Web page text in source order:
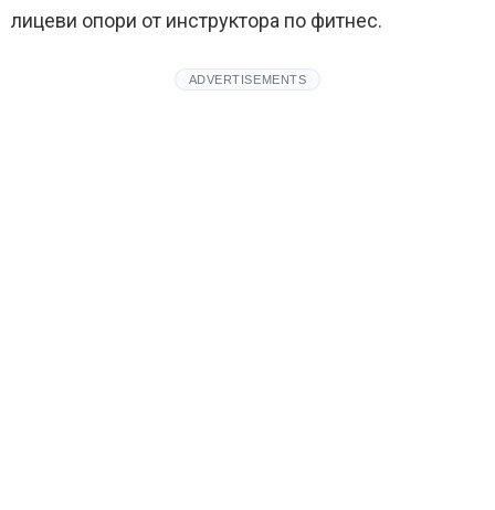
лицеви опори от инструктора по фитнес.
ADVERTISEMENTS